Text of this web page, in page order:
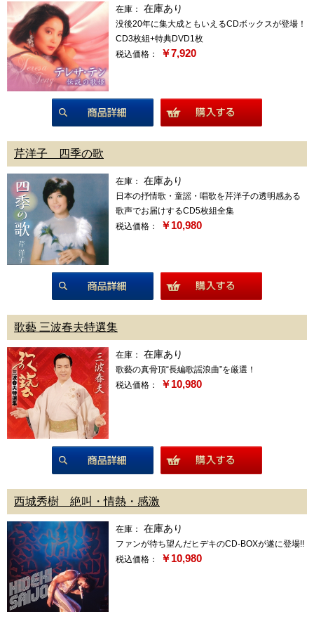
在庫： 在庫あり
没後20年に集大成ともいえるCDボックスが登場！
CD3枚組+特典DVD1枚
税込価格：
￥7,920
芹洋子 四季の歌
在庫： 在庫あり
日本の抒情歌・童謡・唱歌を芹洋子の透明感ある
歌声でお届けするCD5枚組全集
税込価格：
￥10,980
歌藝 三波春夫特選集
在庫： 在庫あり
歌藝の真骨頂“長編歌謡浪曲”を厳選！
税込価格：
￥10,980
西城秀樹 絶叫・情熱・感激
在庫： 在庫あり
ファンが待ち望んだヒデキのCD-BOXが遂に登場!!
税込価格：
￥10,980